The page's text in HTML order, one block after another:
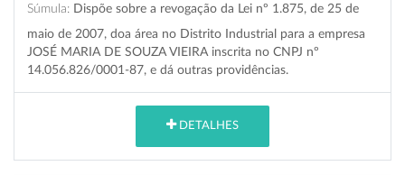
Súmula: Dispõe sobre a revogação da Lei nº 1.875, de 25 de
maio de 2007, doa área no Distrito Industrial para a empresa
JOSÉ MARIA DE SOUZA VIEIRA inscrita no CNPJ nº
14.056.826/0001-87, e dá outras providências.
DETALHES